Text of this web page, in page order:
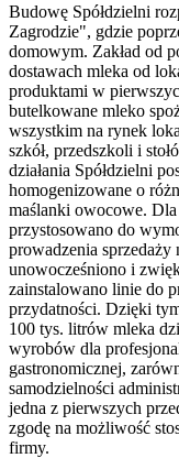
Budowę Spółdzielni
Zagrodzie", gdzie
domowym. Zakład od
dostawach mleka od
produktami w
butelkowane mleko
wszystkim na rynek
szkół, przedszkoli i
działania Spółdzielni
homogenizowane o
maślanki owocowe.
przystosowano do
prowadzenia
unowocześniono i
zainstalowano linie do
przydatności. Dzięki
100 tys. litrów mleka
wyrobów dla
gastronomicznej,
samodzielności
jedna z pierwszych
zgodę na możliwość
firmy.